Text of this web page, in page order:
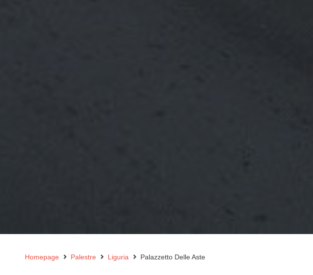
Homepage Palestre Liguria Palazzetto Delle Aste